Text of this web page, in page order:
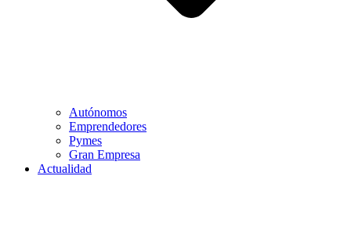
Autónomos
Emprendedores
Pymes
Gran Empresa
Actualidad